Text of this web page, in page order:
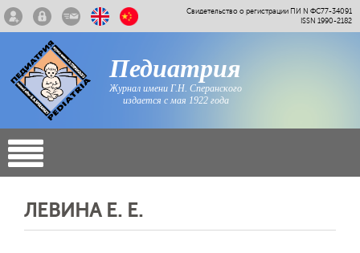
Свидетельство о регистрации ПИ N ФС77-34091
ISSN 1990-2182
Педиатрия
Журнал имени Г.Н. Сперанского
издается с мая 1922 года
ЛЕВИНА Е. Е.